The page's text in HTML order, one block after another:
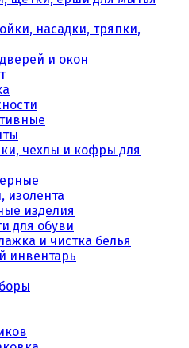
насадки, тряпки,
и окон
чехлы и кофры для
изолента
изделия
для обуви
и чистка белья
инвентарь